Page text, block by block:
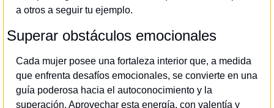
a otros a seguir tu ejemplo.
Superar obstáculos emocionales
Cada mujer posee una fortaleza interior que, a medida
que enfrenta desafíos emocionales, se convierte en una
guía poderosa hacia el autoconocimiento y la
superación. Aprovechar esta energía, con valentía y